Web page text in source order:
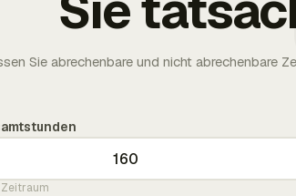
Sie abrechenbare und nicht abrechenbare